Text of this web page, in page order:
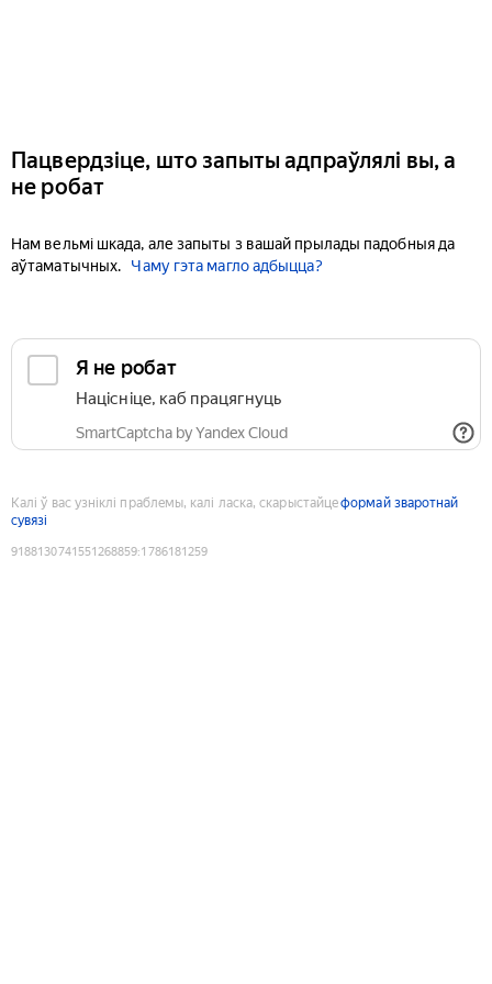
Пацвердзіце, што запыты адпраўлялі вы, а
не робат
Нам вельмі шкада, але запыты з вашай прылады падобныя да
аўтаматычных.
Чаму гэта магло адбыцца?
Я не робат
Націсніце, каб працягнуць
SmartCaptcha by Yandex Cloud
Калі ў вас узніклі праблемы, калі ласка, скарыстайцеформай зваротнай
сувязі
9188130741551268859:1786181259